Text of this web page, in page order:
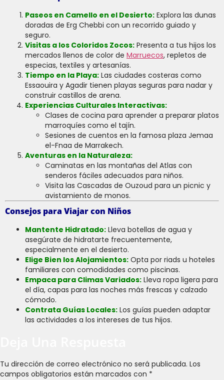
Paseos en Camello en el Desierto: Explora las dunas
doradas de Erg Chebbi con un recorrido guiado y
seguro.
Visitas a los Coloridos Zocos: Presenta a tus hijos los
mercados llenos de color de Marruecos, repletos de
especias, textiles y artesanías.
Tiempo en la Playa: Las ciudades costeras como
Essaouira y Agadir tienen playas seguras para nadar y
construir castillos de arena.
Experiencias Culturales Interactivas:
Clases de cocina para aprender a preparar platos
marroquíes como el tajín.
Sesiones de cuentos en la famosa plaza Jemaa
el-Fnaa de Marrakech.
Aventuras en la Naturaleza:
Caminatas en las montañas del Atlas con
senderos fáciles adecuados para niños.
Visita las Cascadas de Ouzoud para un picnic y
avistamiento de monos.
Consejos para Viajar con Niños
Mantente Hidratado: Lleva botellas de agua y
asegúrate de hidratarte frecuentemente,
especialmente en el desierto.
Elige Bien los Alojamientos: Opta por riads u hoteles
familiares con comodidades como piscinas.
Empaca para Climas Variados: Lleva ropa ligera para
el día, capas para las noches más frescas y calzado
cómodo.
Contrata Guías Locales: Los guías pueden adaptar
las actividades a los intereses de tus hijos.
Tu dirección de correo electrónico no será publicada. Los
campos obligatorios están marcados con *